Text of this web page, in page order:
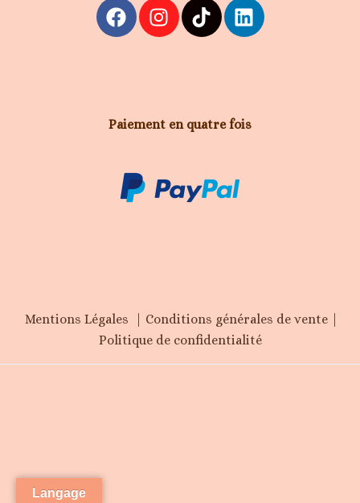
Paiement en quatre fois
Mentions Légales |
Conditions générales de vente |
Politique de confidentialité
Langage